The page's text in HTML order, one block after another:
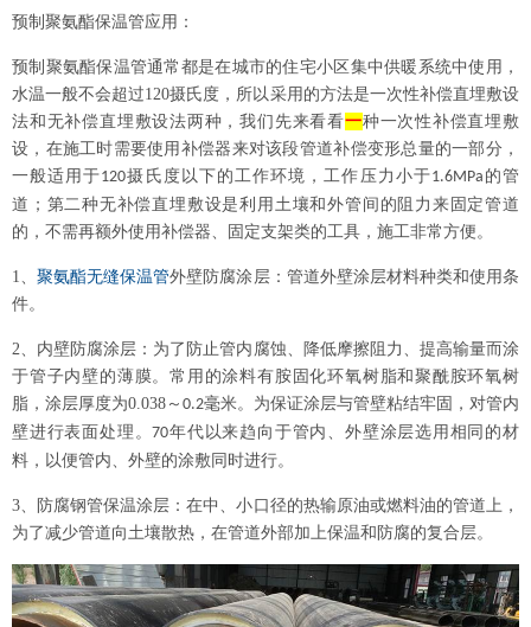
预制聚氨酯保温管应用：
预制聚氨酯保温管通常都是在城市的住宅小区集中供暖系统中使用，
水温一般不会超过120摄氏度，所以采用的方法是一次性补偿直埋敷设
法和无补偿直埋敷设法两种，我们先来看看一种一次性补偿直埋敷
设，在施工时需要使用补偿器来对该段管道补偿变形总量的一部分，
一般适用于120摄氏度以下的工作环境，工作压力小于1.6MPa 的管
道；第二种无补偿直埋敷设是利用土壤和外管间的阻力来固定管道
的，不需再额外使用补偿器、固定支架类的工具，施工非常方便。
1、聚氨酯无缝保温管外壁防腐涂层：管道外壁涂层材料种类和使用条
件。
2、 内壁防腐涂层：为了防止管内腐蚀、降低摩擦阻力、提高输量而涂
于管子内壁的薄膜。常用的涂料有胺固化环氧树脂和聚酰胺环氧树
脂，涂层厚度为0.038 ～ 0.2毫米。为保证涂层与管壁粘结牢固，对管内
壁进行表面处理。70年代以来趋向于管内、外壁涂层选用相同的材
料，以便管内、外壁的涂敷同时进行。
3、
防腐钢管保温涂层：在中、小口径的热输原油或燃料油的管道上，
为了减少管道向土壤散热，在管道外部加上保温和防腐的复合层。